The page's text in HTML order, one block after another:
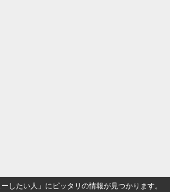
したい人」にピッタリの情報が見つかります。